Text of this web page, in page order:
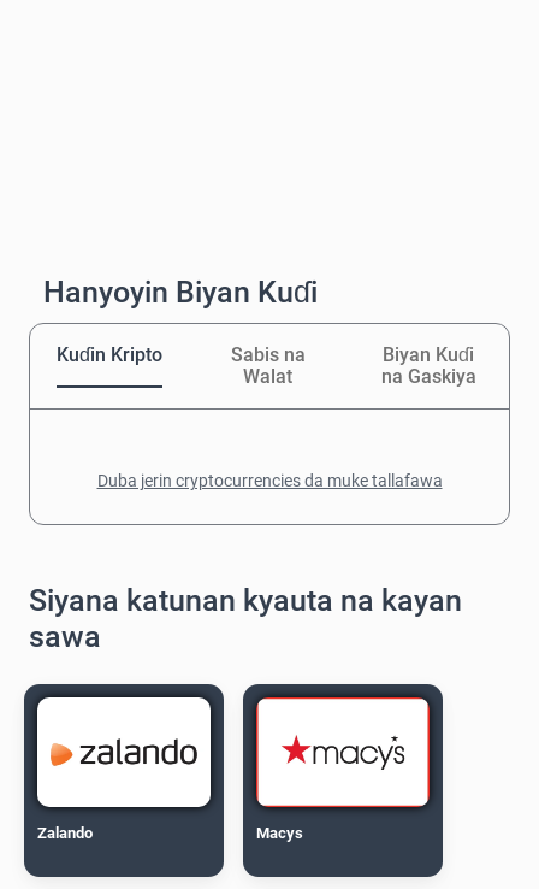
Hanyoyin Biyan Kuɗi
Kuɗin Kripto
Sabis na
Walat
Biyan Kuɗi
na Gaskiya
Duba jerin cryptocurrencies da muke tallafawa
Siyana katunan kyauta na kayan
sawa
Zalando Macys